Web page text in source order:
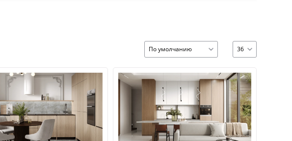
По умолчанию 36